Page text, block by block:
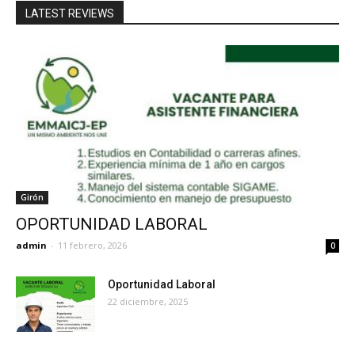
LATEST REVIEWS
Girón
OPORTUNIDAD LABORAL
admin - 11 febrero, 2026 0
Oportunidad Laboral
22 diciembre, 2025